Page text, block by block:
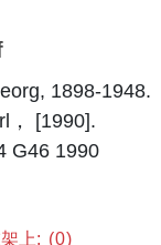
1898-1948.
， [1990].
G46 1990
上: 0